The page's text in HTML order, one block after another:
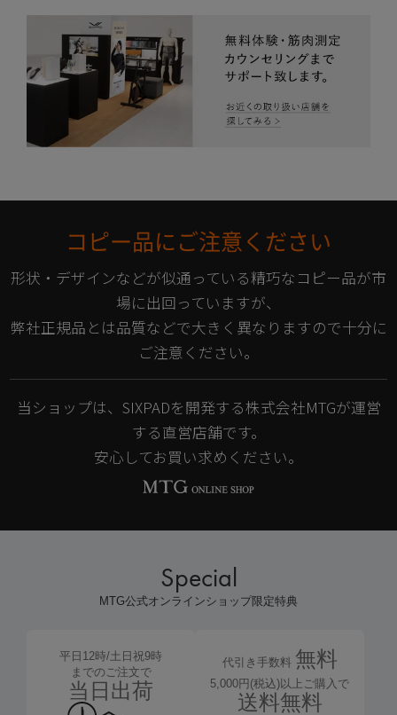
コピー品にご注意ください
形状・デザインなどが似通っている精巧なコピー品が市
場に出回っていますが、
弊社正規品とは品質などで大きく異なりますので十分に
ご注意ください。
当ショップは、SIXPADを開発する株式会社MTGが運営
する直営店舗です。
安心してお買い求めください。
Special
MTG公式オンラインショップ限定特典
平日12時/土日祝9時
までのご注文で
当日出荷
代引き手数料 無料
5,000円(税込)以上ご購入で
送料無料